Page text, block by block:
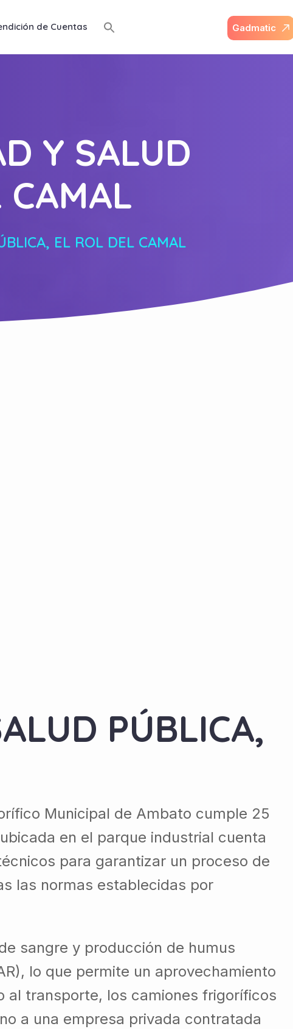
de Cuentas Gadmatic
Y SALUD
CAMAL
EL ROL DEL CAMAL
PÚBLICA,
Municipal de Ambato cumple 25
en el parque industrial cuenta
para garantizar un proceso de
las normas establecidas por
sangre y producción de humus
lo que permite un aprovechamiento
al transporte, los camiones frigoríficos
a una empresa privada contratada